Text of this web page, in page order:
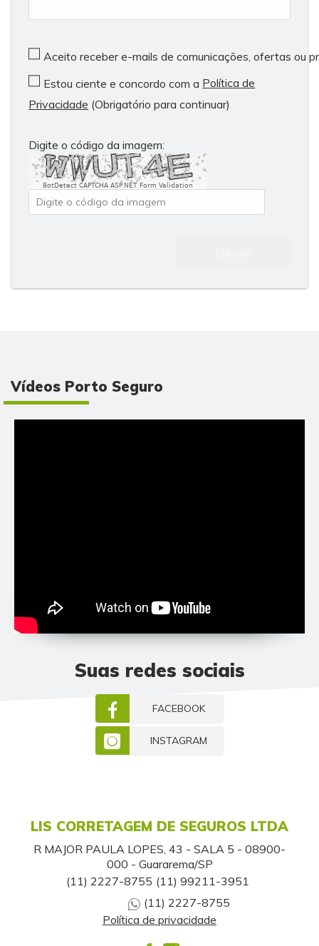
Aceito receber e-mails de comunicações, ofertas ou
Estou ciente e concordo com a Política de
Privacidade (Obrigatório para continuar)
Digite o código da imagem:
BotDetect CAPTCHA ASP.NET Form Validation
Vídeos Porto Seguro
Suas redes sociais
FACEBOOK
INSTAGRAM
LIS CORRETAGEM DE SEGUROS LTDA
R MAJOR PAULA LOPES, 43 - SALA 5 - 08900-
000 - Guararema/SP
(11) 2227-8755 (11) 99211-3951
(11) 2227-8755
Política de privacidade